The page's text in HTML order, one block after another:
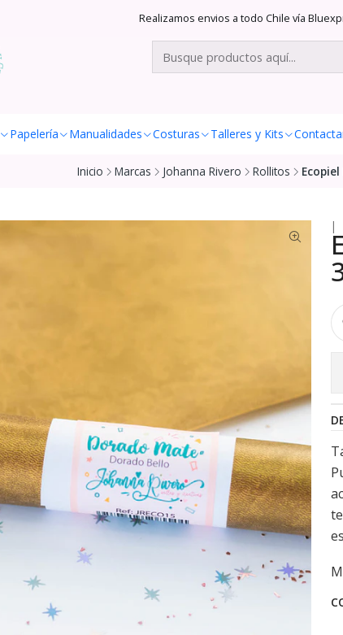
Papelería Manualidades Costuras Talleres y Kits
Realizamos envios a todo Chile vía
Inicio Marcas Johanna Rivero Rollitos
|